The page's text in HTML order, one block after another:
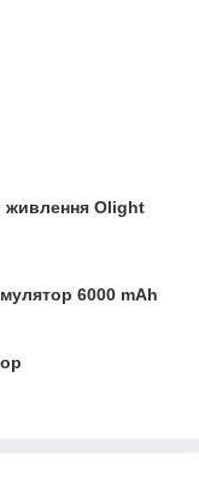
живлення Olight
6000 mAh